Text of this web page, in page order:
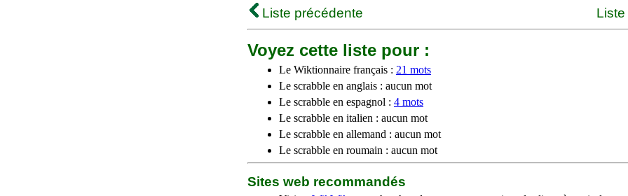
Liste précédente
Voyez cette liste pour :
Le Wiktionnaire français : 21 mots
Le scrabble en anglais : aucun mot
Le scrabble en espagnol : 4 mots
Le scrabble en italien : aucun mot
Le scrabble en allemand : aucun mot
Le scrabble en roumain : aucun mot
Sites web recommandés